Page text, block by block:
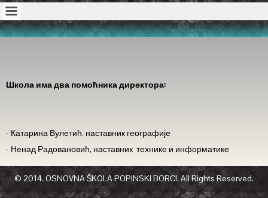
Школа има два помоћника директора:
- Катарина Вулетић, наставник географије
- Ненад Радовановић, наставник технике и информатике
© 2014. OSNOVNA ŠKOLA POPINSKI BORCI. All Rights Reserved.